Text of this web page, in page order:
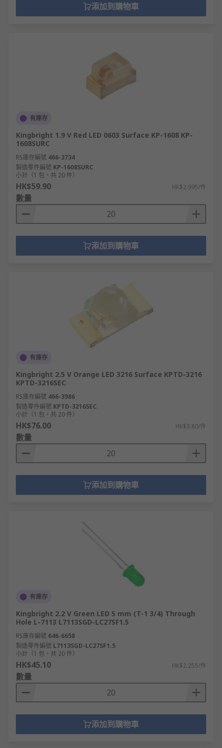
添加到購物車
有庫存
Kingbright 1.9 V Red LED 0603 Surface KP-1608 KP-
1608SURC
RS庫存編號 466-3734
製造零件編號 KP-1608SURC
小計（1 包，共 20 件）
HK$59.90 HK$2.995/件
數量
添加到購物車
有庫存
Kingbright 2.5 V Orange LED 3216 Surface KPTD-3216
KPTD-3216SEC
RS庫存編號 466-3986
製造零件編號 KPTD-3216SEC
小計（1 包，共 20 件）
HK$76.00 HK$3.80/件
數量
添加到購物車
有庫存
Kingbright 2.2 V Green LED 5 mm (T-1 3/4) Through
Hole L-7113 L7113SGD-LC27SF1.5
RS庫存編號 646-6658
製造零件編號 L7113SGD-LC27SF1.5
小計（1 包，共 20 件）
HK$45.10 HK$2.255/件
數量
添加到購物車